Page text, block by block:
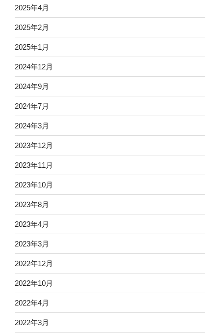
2025年4月
2025年2月
2025年1月
2024年12月
2024年9月
2024年7月
2024年3月
2023年12月
2023年11月
2023年10月
2023年8月
2023年4月
2023年3月
2022年12月
2022年10月
2022年4月
2022年3月